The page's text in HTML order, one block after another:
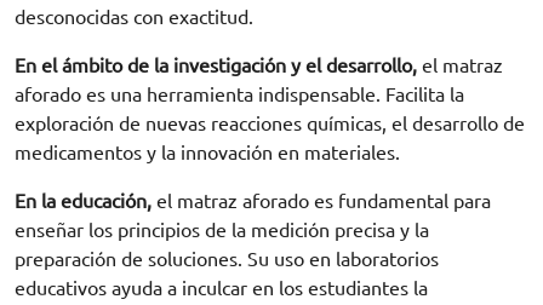
desconocidas con exactitud.
En el ámbito de la investigación y el desarrollo, el matraz
aforado es una herramienta indispensable. Facilita la
exploración de nuevas reacciones químicas, el desarrollo de
medicamentos y la innovación en materiales.
En la educación, el matraz aforado es fundamental para
enseñar los principios de la medición precisa y la
preparación de soluciones. Su uso en laboratorios
educativos ayuda a inculcar en los estudiantes la